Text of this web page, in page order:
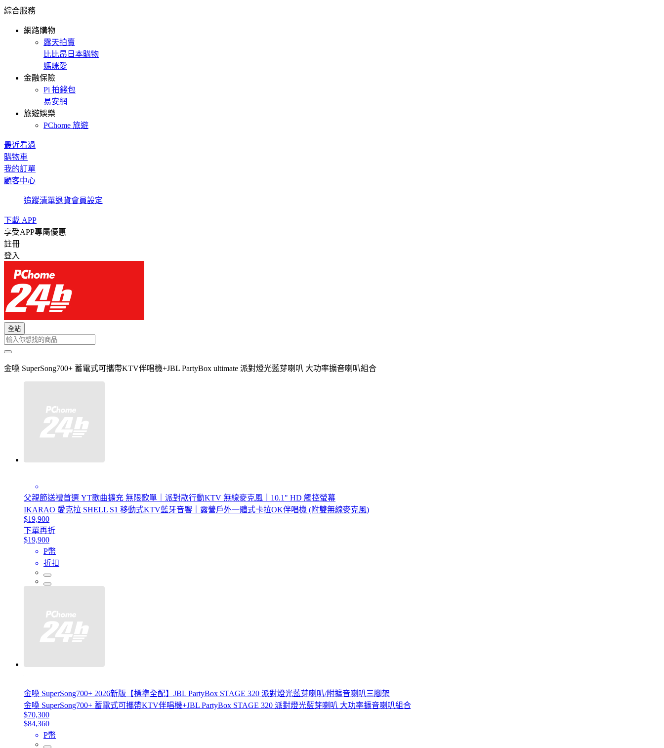
綜合服務
網路購物
露天拍賣
比比昂日本購物
媽咪愛
金融保險
Pi 拍錢包
易安網
旅遊娛樂
PChome 旅遊
最近看過
購物車
我的訂單
顧客中心
追蹤清單退貨會員設定
下載 APP
享受APP專屬優惠
註冊
登入
全站
金嗓 SuperSong700+ 蓄電式可攜帶KTV伴唱機+JBL PartyBox ultimate 派對燈光藍芽喇叭 大功率擴音喇叭組合
父親節送禮首選 YT歌曲擴充 無限歌單｜派對款行動KTV 無線麥克風｜10.1" HD 觸控螢幕
IKARAO 愛克拉 SHELL S1 移動式KTV藍牙音響｜露營戶外一體式卡拉OK伴唱機 (附雙無線麥克風)
$19,900
下單再折
$19,900
P幣
折扣
金嗓 SuperSong700+ 2026新版【標準全配】JBL PartyBox STAGE 320 派對燈光藍芽喇叭/附擴音喇叭三腳架
金嗓 SuperSong700+ 蓄電式可攜帶KTV伴唱機+JBL PartyBox STAGE 320 派對燈光藍芽喇叭 大功率擴音喇叭組合
$70,300
$84,360
P幣